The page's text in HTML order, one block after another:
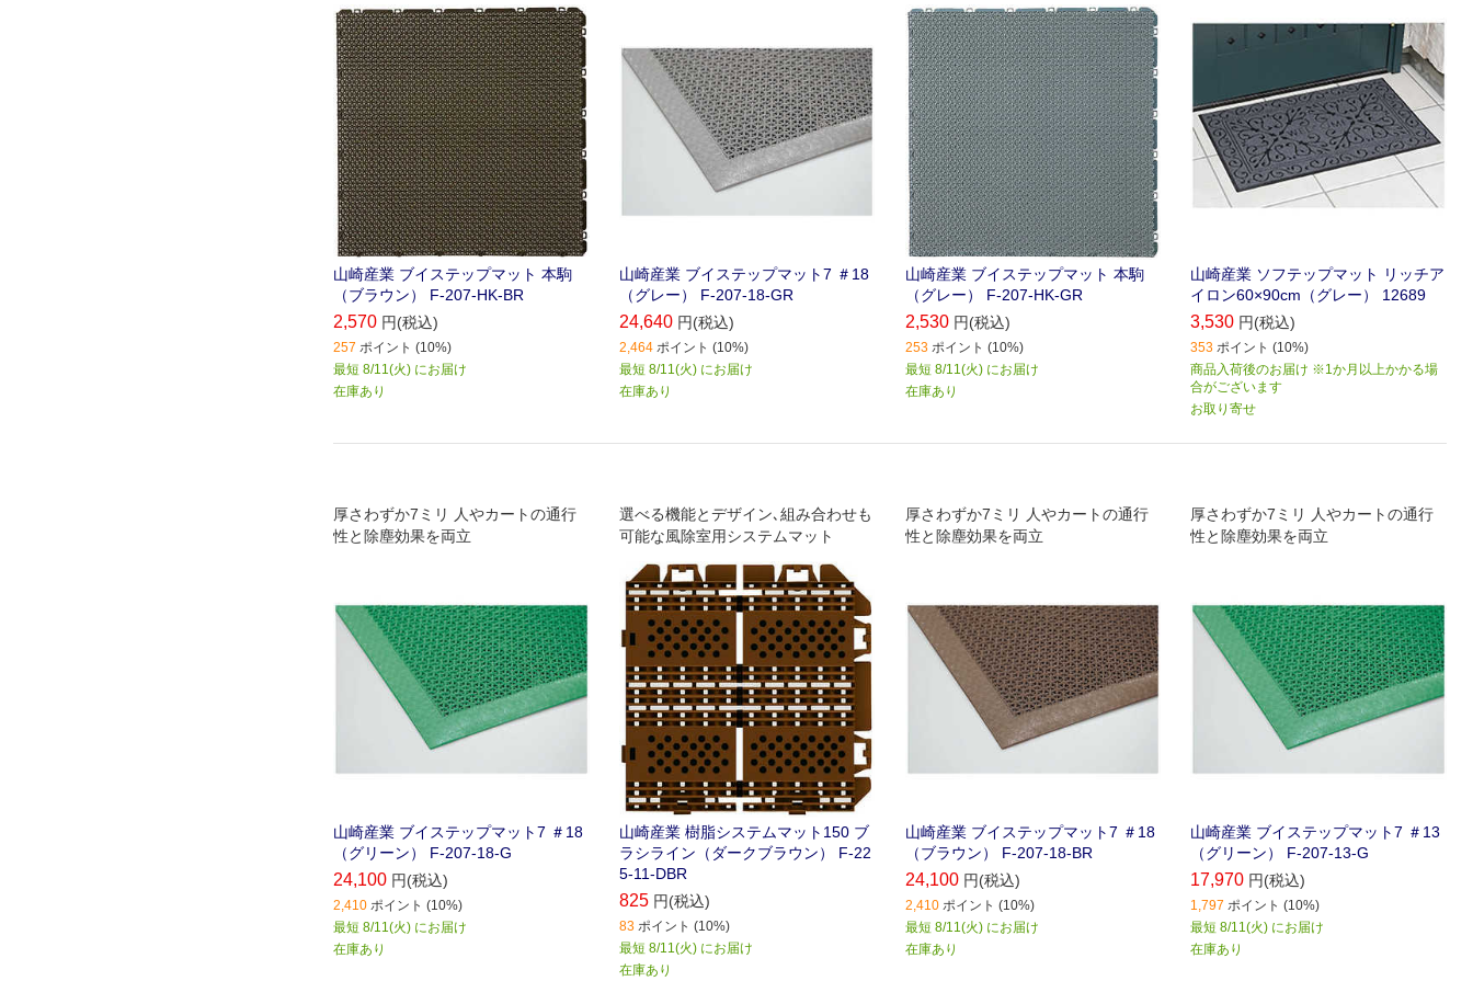
山崎産業 ブイステップマット 本駒
（ブラウン） F-207-HK-BR
2,570 円(税込)
257 ポイント (10%)
最短 8/11(火) にお届け
在庫あり
山崎産業 ブイステップマット7 ＃18
（グレー） F-207-18-GR
24,640 円(税込)
2,464 ポイント (10%)
最短 8/11(火) にお届け
在庫あり
山崎産業 ブイステップマット 本駒
（グレー） F-207-HK-GR
2,530 円(税込)
253 ポイント (10%)
最短 8/11(火) にお届け
在庫あり
山崎産業 ソフテップマット リッチア
イロン60×90cm（グレー） 12689
3,530 円(税込)
353 ポイント (10%)
商品入荷後のお届け ※1か月以上かかる場
合がございます
お取り寄せ
厚さわずか7ミリ 人やカートの通行
性と除塵効果を両立
山崎産業 ブイステップマット7 ＃18
（グリーン） F-207-18-G
24,100 円(税込)
2,410 ポイント (10%)
最短 8/11(火) にお届け
在庫あり
選べる機能とデザイン､組み合わせも
可能な風除室用システムマット
山崎産業 樹脂システムマット150 ブ
ラシライン（ダークブラウン） F-22
5-11-DBR
825 円(税込)
83 ポイント (10%)
最短 8/11(火) にお届け
在庫あり
厚さわずか7ミリ 人やカートの通行
性と除塵効果を両立
山崎産業 ブイステップマット7 ＃18
（ブラウン） F-207-18-BR
24,100 円(税込)
2,410 ポイント (10%)
最短 8/11(火) にお届け
在庫あり
厚さわずか7ミリ 人やカートの通行
性と除塵効果を両立
山崎産業 ブイステップマット7 ＃13
（グリーン） F-207-13-G
17,970 円(税込)
1,797 ポイント (10%)
最短 8/11(火) にお届け
在庫あり